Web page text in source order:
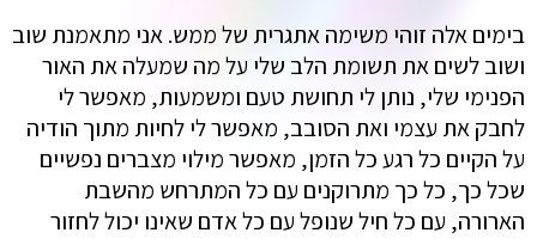
בימים אלה זוהי משימה אתגרית של ממש. אני מתאמנת שוב
ושוב לשים את תשומת הלב שלי על מה שמעלה את האור
הפנימי שלי, נותן לי תחושת טעם ומשמעות, מאפשר לי
לחבק את עצמי ואת הסובב, מאפשר לי לחיות מתוך הודיה
על הקיים כל רגע כל הזמן, מאפשר מילוי מצברים נפשיים
שכל כך, כל כך מתרוקנים עם כל המתרחש מהשבת
הארורה, עם כל חיל שנופל עם כל אדם שאינו יכול לחזור